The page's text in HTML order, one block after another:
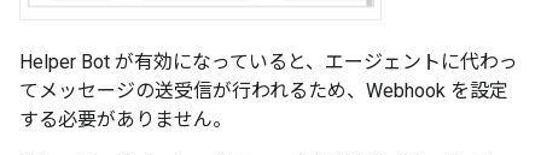
Helper Bot が有効になっていると、エージェントに代わっ
てメッセージの送受信が行われるため、Webhook を設定
する必要がありません。